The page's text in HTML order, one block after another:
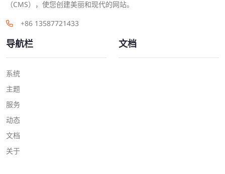
（CMS），使您创建美丽和现代的网站。
+86 13587721433
导航栏
系统
主题
服务
动态
文档
关于
文档